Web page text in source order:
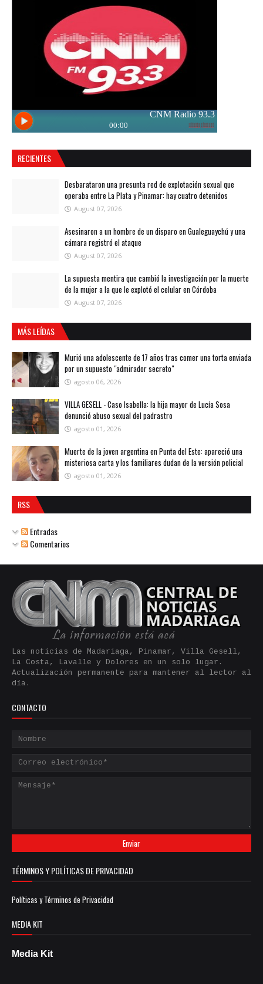
RECIENTES
Desbarataron una presunta red de explotación sexual que
operaba entre La Plata y Pinamar: hay cuatro detenidos
August 07, 2026
Asesinaron a un hombre de un disparo en Gualeguaychú y una
cámara registró el ataque
August 07, 2026
La supuesta mentira que cambió la investigación por la muerte
de la mujer a la que le explotó el celular en Córdoba
August 07, 2026
MÁS LEÍDAS
Murió una adolescente de 17 años tras comer una torta enviada
por un supuesto "admirador secreto"
agosto 06, 2026
VILLA GESELL - Caso Isabella: la hija mayor de Lucía Sosa
denunció abuso sexual del padrastro
agosto 01, 2026
Muerte de la joven argentina en Punta del Este: apareció una
misteriosa carta y los familiares dudan de la versión policial
agosto 01, 2026
RSS
Entradas
Comentarios
Las noticias de Madariaga, Pinamar, Villa Gesell,
La Costa, Lavalle y Dolores en un solo lugar.
Actualización permanente para mantener al lector al
día.
CONTACTO
TÉRMINOS Y POLÍTICAS DE PRIVACIDAD
Políticas y Términos de Privacidad
MEDIA KIT
Media Kit